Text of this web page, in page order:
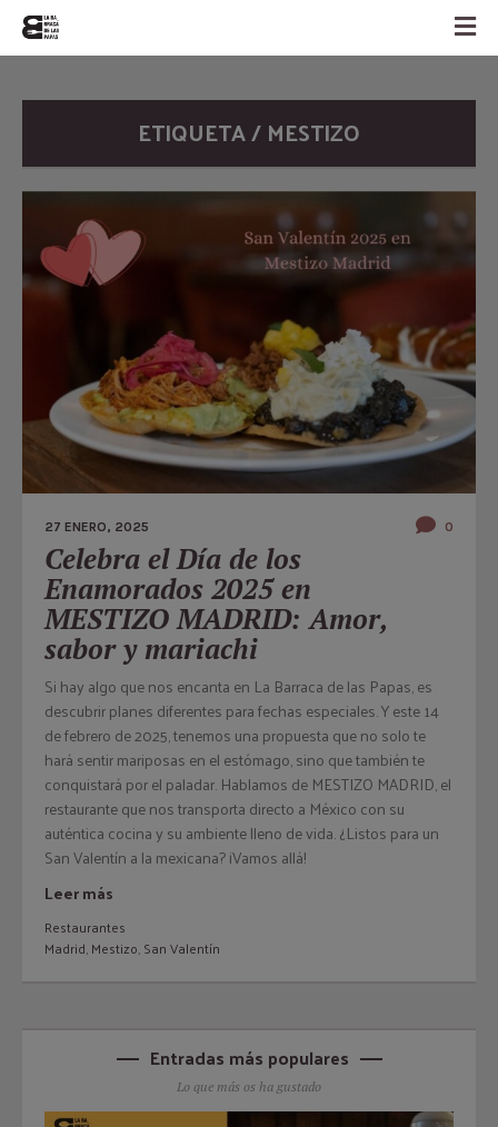
ETIQUETA / MESTIZO
27 ENERO, 2025 0
Celebra el Día de los
Enamorados 2025 en
MESTIZO MADRID: Amor,
sabor y mariachi
Si hay algo que nos encanta en La Barraca de las Papas, es
descubrir planes diferentes para fechas especiales. Y este 14
de febrero de 2025, tenemos una propuesta que no solo te
hará sentir mariposas en el estómago, sino que también te
conquistará por el paladar. Hablamos de MESTIZO MADRID, el
restaurante que nos transporta directo a México con su
auténtica cocina y su ambiente lleno de vida. ¿Listos para un
San Valentín a la mexicana? ¡Vamos allá!
Leer más
Restaurantes
Madrid,Mestizo,San Valentín
Entradas más populares
Lo que más os ha gustado